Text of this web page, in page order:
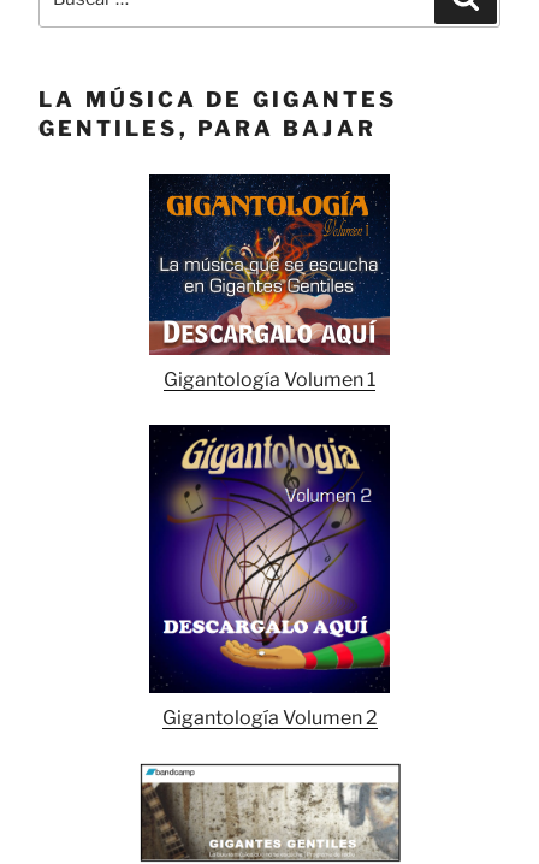
LA MÚSICA DE GIGANTES
GENTILES, PARA BAJAR
Gigantología Volumen 1
Gigantología Volumen 2